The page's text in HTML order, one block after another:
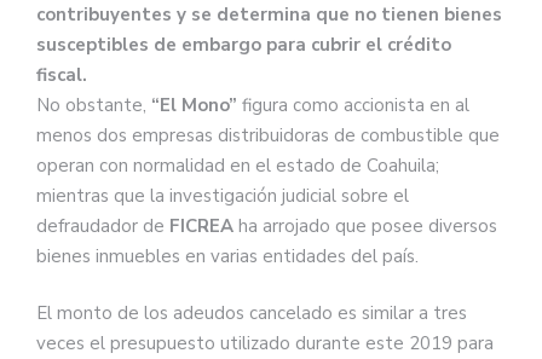
contribuyentes y se determina que no tienen bienes
susceptibles de embargo para cubrir el crédito
fiscal.
No obstante, “El Mono” figura como accionista en al
menos dos empresas distribuidoras de combustible que
operan con normalidad en el estado de Coahuila;
mientras que la investigación judicial sobre el
defraudador de FICREA ha arrojado que posee diversos
bienes inmuebles en varias entidades del país.
El monto de los adeudos cancelado es similar a tres
veces el presupuesto utilizado durante este 2019 para